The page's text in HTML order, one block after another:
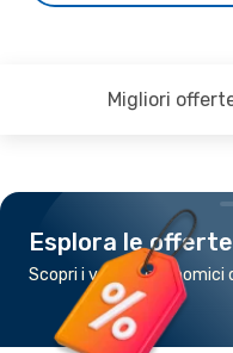
Migliori
Esplora le
Scopri i voli più economici